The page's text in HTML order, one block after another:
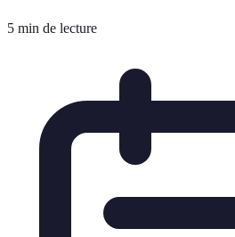
5 min de lecture